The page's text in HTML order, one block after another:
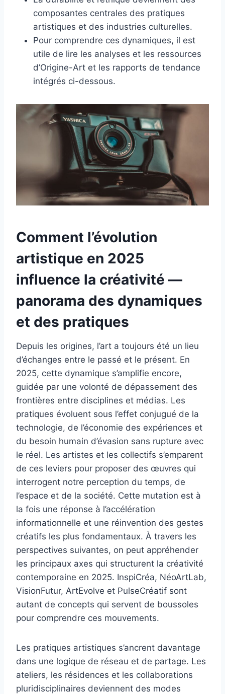
composantes centrales des pratiques
artistiques et des industries culturelles.
Pour comprendre ces dynamiques, il est
utile de lire les analyses et les ressources
d’Origine-Art et les rapports de tendance
intégrés ci-dessous.
Comment l’évolution
artistique en 2025
influence la créativité —
panorama des dynamiques
et des pratiques
Depuis les origines, l’art a toujours été un lieu
d’échanges entre le passé et le présent. En
2025, cette dynamique s’amplifie encore,
guidée par une volonté de dépassement des
frontières entre disciplines et médias. Les
pratiques évoluent sous l’effet conjugué de la
technologie, de l’économie des expériences et
du besoin humain d’évasion sans rupture avec
le réel. Les artistes et les collectifs s’emparent
de ces leviers pour proposer des œuvres qui
interrogent notre perception du temps, de
l’espace et de la société. Cette mutation est à
la fois une réponse à l’accélération
informationnelle et une réinvention des gestes
créatifs les plus fondamentaux. À travers les
perspectives suivantes, on peut appréhender
les principaux axes qui structurent la créativité
contemporaine en 2025. InspiCréa, NéoArtLab,
VisionFutur, ArtEvolve et PulseCréatif sont
autant de concepts qui servent de boussoles
pour comprendre ces mouvements.
Les pratiques artistiques s’ancrent davantage
dans une logique de réseau et de partage. Les
ateliers, les résidences et les collaborations
pluridisciplinaires deviennent des modes